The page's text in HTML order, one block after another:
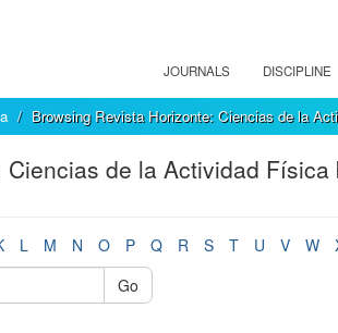
JOURNALS DISCIPLINE
Browsing Revista Horizonte: Ciencias de la
de la Actividad
L M N O P Q R S T U V W
Go